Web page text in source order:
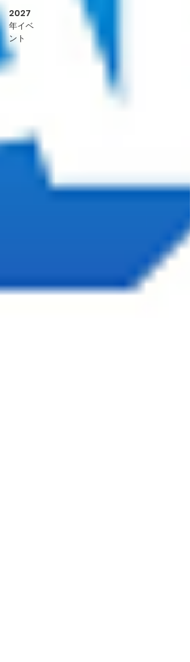
2027
年イベ
ント